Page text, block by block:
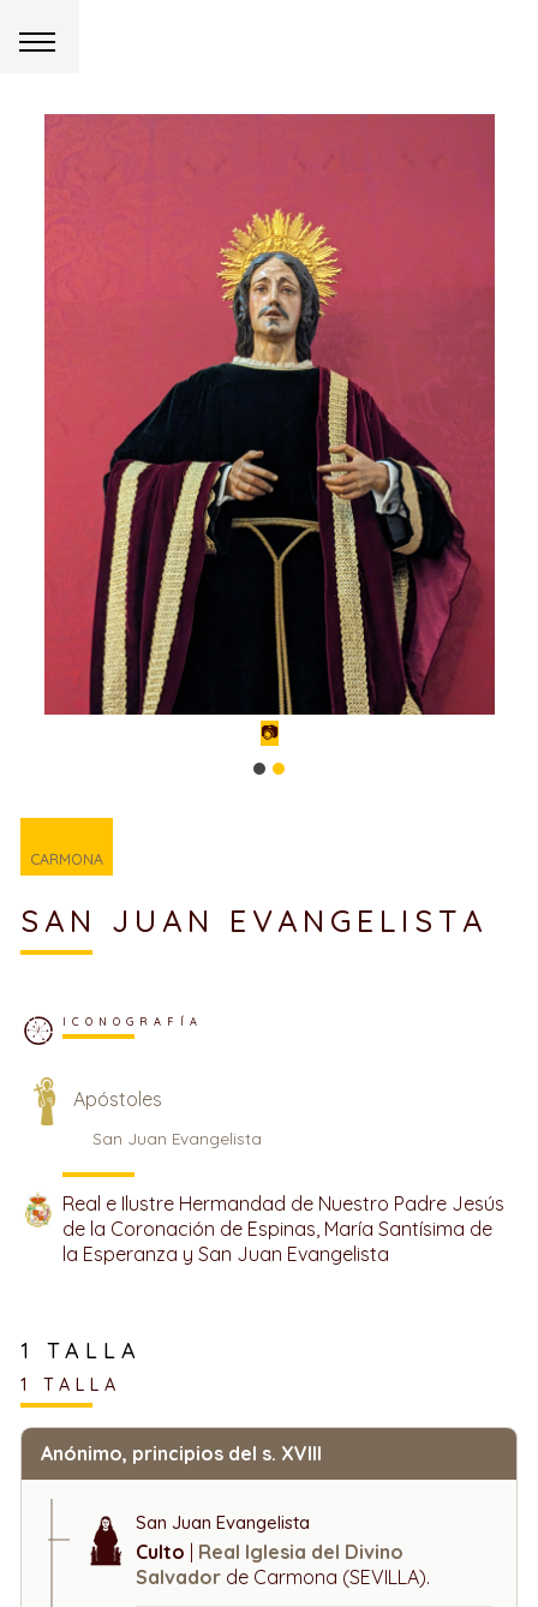
📷
CARMONA
SAN JUAN EVANGELISTA
ICONOGRAFÍA
Apóstoles
San Juan Evangelista
Real e Ilustre Hermandad de Nuestro Padre Jesús
de la Coronación de Espinas, María Santísima de
la Esperanza y San Juan Evangelista
1 TALLA
1 TALLA
Anónimo, principios del s. XVIII
San Juan Evangelista
Culto
Real Iglesia del Divino
Salvador de Carmona (SEVILLA).